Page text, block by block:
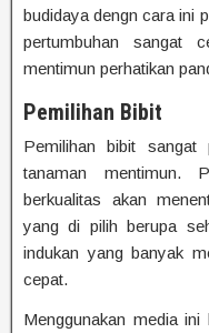
budidaya dengn cara ini
pertumbuhan sangat
mentimun perhatikan
Pemilihan Bibit
Pemilihan bibit sangat
tanaman mentimun.
berkualitas akan
yang di pilih berupa
indukan yang banyak
cepat.
Menggunakan media